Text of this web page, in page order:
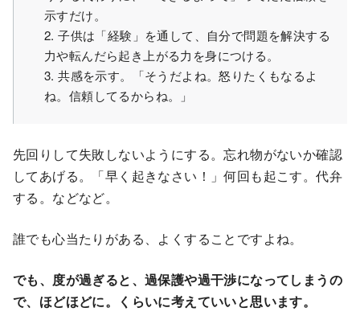
示すだけ。
2. 子供は「経験」を通して、自分で問題を解決する
力や転んだら起き上がる力を身につける。
3. 共感を示す。「そうだよね。怒りたくもなるよ
ね。信頼してるからね。」
先回りして失敗しないようにする。忘れ物がないか確認
してあげる。「早く起きなさい！」何回も起こす。代弁
する。などなど。
誰でも心当たりがある、よくすることですよね。
でも、度が過ぎると、過保護や過干渉になってしまうの
で、ほどほどに。くらいに考えていいと思います。